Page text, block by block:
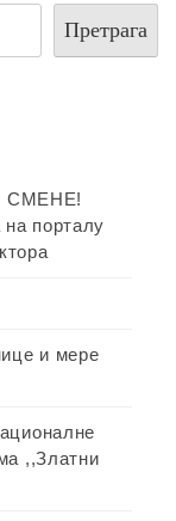
Претрага
СМЕНЕ!
порталу
и мере
,,Златни